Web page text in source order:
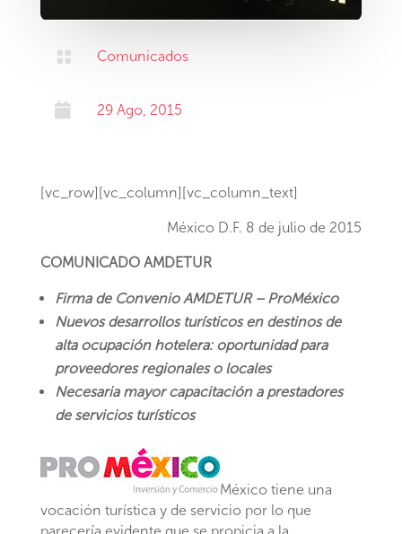
 Comunicados
 29 Ago, 2015
[vc_row][vc_column][vc_column_text]
México D.F. 8 de julio de 2015
COMUNICADO AMDETUR
Firma de Convenio AMDETUR – ProMéxico
Nuevos desarrollos turísticos en destinos de
alta ocupación hotelera: oportunidad para
proveedores regionales o locales
Necesaria mayor capacitación a prestadores
de servicios turísticos
México tiene una
vocación turística y de servicio por lo que